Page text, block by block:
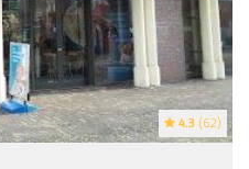
4.3 (62)